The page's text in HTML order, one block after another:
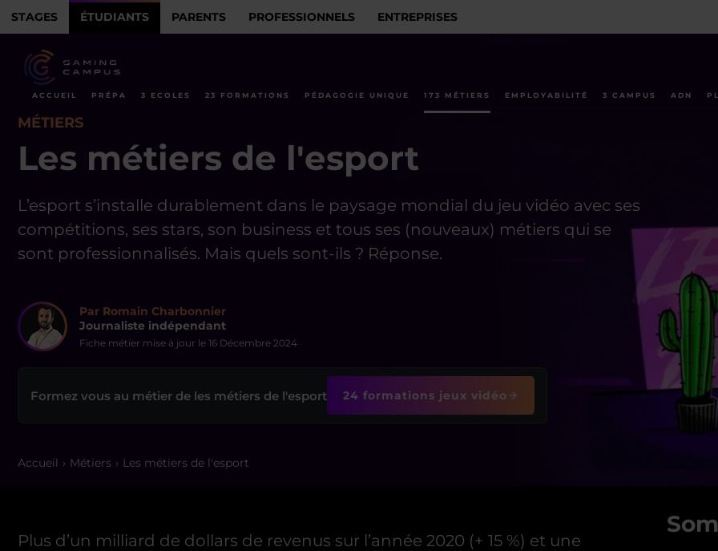
STAGES ÉTUDIANTS PARENTS PROFESSIONNELS ENTREPRISES
ACCUEIL PRÉPA 3 ECOLES 23 FORMATIONS PÉDAGOGIE UNIQUE 173 MÉTIERS EMPLOYABILITÉ 3 CAMPUS ADN
MÉTIERS
Les métiers de l'esport
L’esport s’installe durablement dans le paysage mondial du jeu vidéo avec ses
compétitions, ses stars, son business et tous ses (nouveaux) métiers qui se
sont professionnalisés. Mais quels sont-ils ? Réponse.
Par Romain Charbonnier
Journaliste indépendant
Fiche métier mise à jour le 16 Décembre 2024
Formez vous au métier de les métiers de l'esport 24 formations jeux vidéo
Accueil Métiers Les métiers de l'esport
Plus d’un milliard de dollars de revenus sur l’année 2020 (+ 15 %) et une